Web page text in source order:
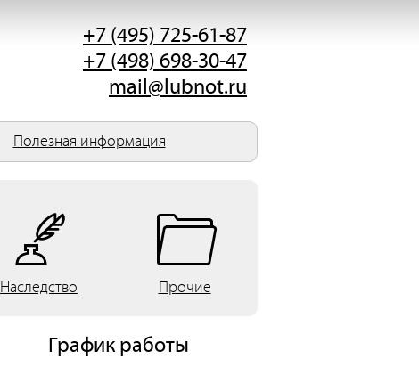
+7 (495) 725-61-87
+7 (498) 698-30-47
mail@lubnot.ru
Полезная информация
Наследство Прочие
График работы